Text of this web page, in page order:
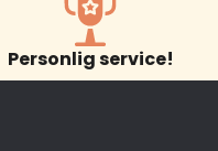
Personlig service!